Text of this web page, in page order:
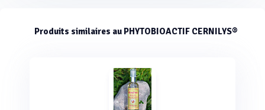
Produits similaires au PHYTOBIOACTIF CERNILYS®